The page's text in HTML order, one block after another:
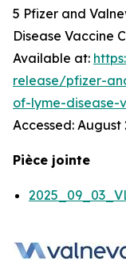
5 Pfizer and
Disease Vaccine
Available at:
release/pfizer-
of-lyme-
Accessed: August
Pièce jointe